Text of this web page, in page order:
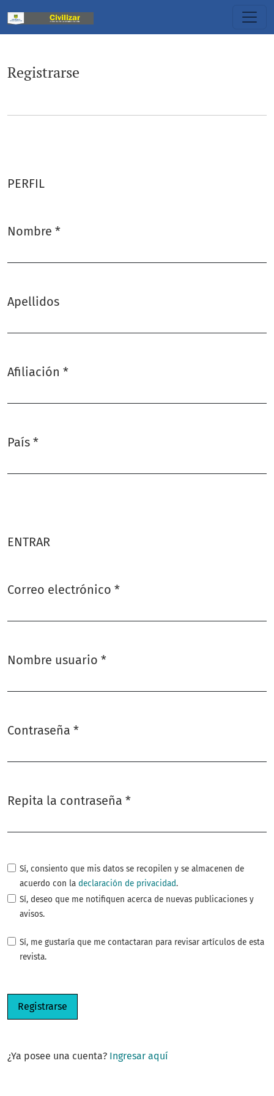
Registrarse
PERFIL
Nombre *
Apellidos
Afiliación *
País *
ENTRAR
Correo electrónico *
Nombre usuario *
Contraseña *
Repita la contraseña *
Sí, consiento que mis datos se recopilen y se almacenen de
acuerdo con ladeclaración de privacidad.
Sí, deseo que me notifiquen acerca de nuevas publicaciones y
avisos.
Sí, me gustaría que me contactaran para revisar artículos de esta
revista.
Registrarse
¿Ya posee una cuenta? Ingresar aquí